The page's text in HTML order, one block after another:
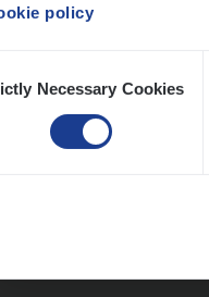
policy
Necessary Cookies
IT
IT,